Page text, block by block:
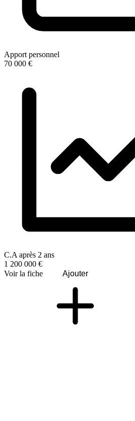
Apport personnel
70 000 €
C.A après 2 ans
1 200 000 €
Voir la fiche
Ajouter